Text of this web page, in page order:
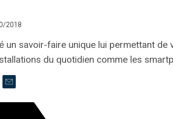
2018
un savoir-faire unique lui permettant de
du quotidien comme les